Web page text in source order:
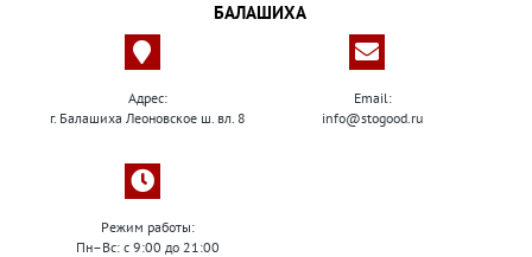
БАЛАШИХА
Адрес:
г. Балашиха Леоновское ш. вл. 8
Email:
info@stogood.ru
Режим работы:
Пн–Вс: с 9:00 до 21:00